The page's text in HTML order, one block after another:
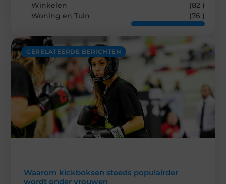
GERELATEERDE BERICHTEN
Waarom kickboksen steeds populairder
wordt onder vrouwen
Winkelen
(82 )
Woning en Tuin
(76 )